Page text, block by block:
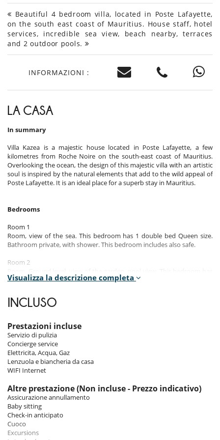
Beautiful 4 bedroom villa, located in Poste Lafayette,
on the south east coast of Mauritius. House staff, hotel
services, incredible sea view, beach nearby, terraces
and 2 outdoor pools.
INFORMAZIONI :
LA CASA
In summary
Villa Kazea is a majestic house located in Poste Lafayette, a few
kilometres from Roche Noire on the south-east coast of Mauritius.
Overlooking the ocean, the design of this majestic villa with an artistic
soul is inspired by the natural elements that add to the wild appeal of
Poste Lafayette. It is an ideal place for a superb stay in Mauritius.
Bedrooms
Room 1
Room, view of the sea. This bedroom has 1 double bed Queen size.
Bathroom private, with shower. This bedroom includes also safe.
Room 2
1 double bed Queen size. Bathroom private, with shower. This
Room 3
1 double bed Queen size. Bathroom private, with shower. This
bedroom includes also safe.
Room 4
Room, Lower floor, view of the garden, pool view. This bedroom has 1
double bed Queen size. Bathroom private, with shower. This bedroom
Indoors
Bérengère Croidieu’s contemporary architecture and the owner’s
artworks that dot the walls of the villa are an ode to creativity.
Visualizza la descrizione completa
INCLUSO
Prestazioni incluse
Servizio di pulizia
Concierge service
Elettricita, Acqua, Gaz
Lenzuola e biancheria da casa
WIFI Internet
Altre prestazione (Non incluse - Prezzo indicativo)
Assicurazione annullamento
Baby sitting
Check-in anticipato
Cuoco
Excursions